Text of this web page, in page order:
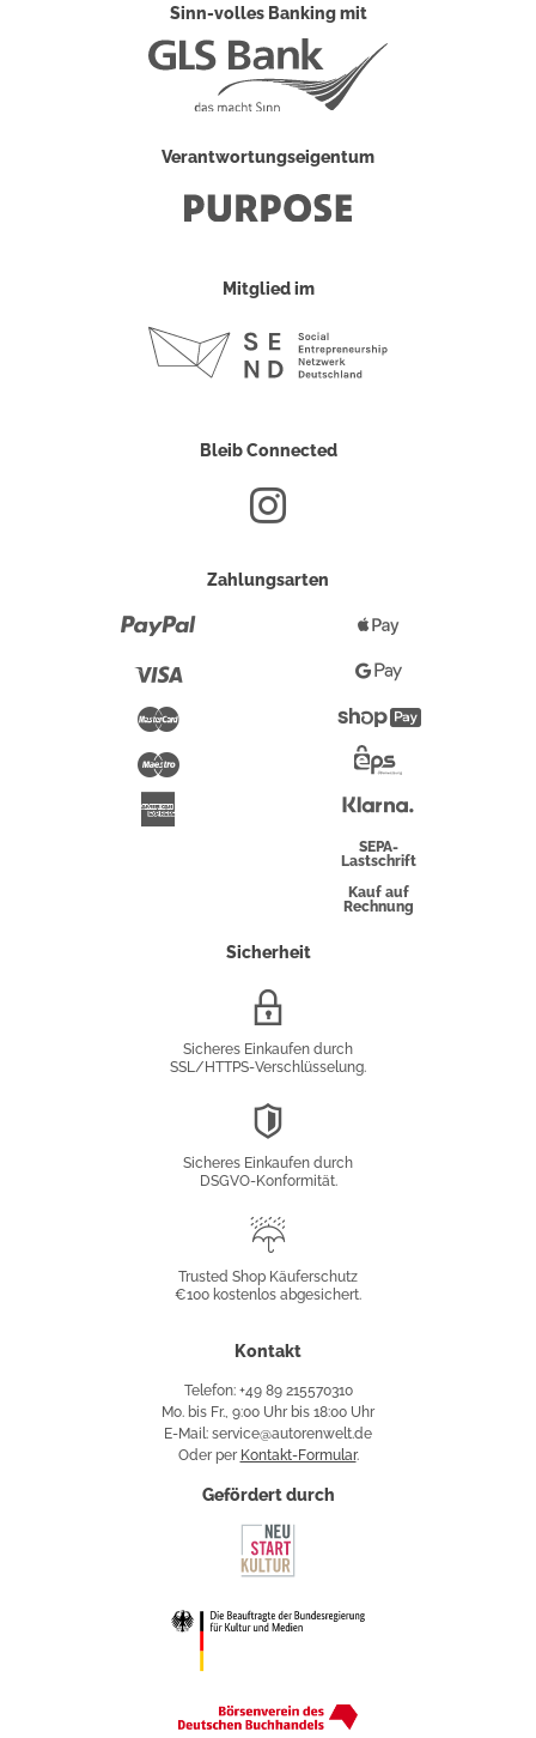
Sinn-volles Banking mit
Verantwortungseigentum
Mitglied im
Bleib Connected
Zahlungsarten
Maestro
Pay
Google
Pay
Überweisung
SEPA-
Lastschrift
Kauf auf
Rechnung
Sicherheit
Sicheres Einkaufen durch
SSL/HTTPS-Verschlüsselung.
Sicheres Einkaufen durch
DSGVO-Konformität.
Käuferschutz
Trusted Shop Käuferschutz
€100 kostenlos abgesichert.
Kontakt
Telefon: +49 89 215570310
Mo. bis Fr., 9:00 Uhr bis 18:00 Uhr
E-Mail: service@autorenwelt.de
Oder per Kontakt-Formular.
Gefördert durch